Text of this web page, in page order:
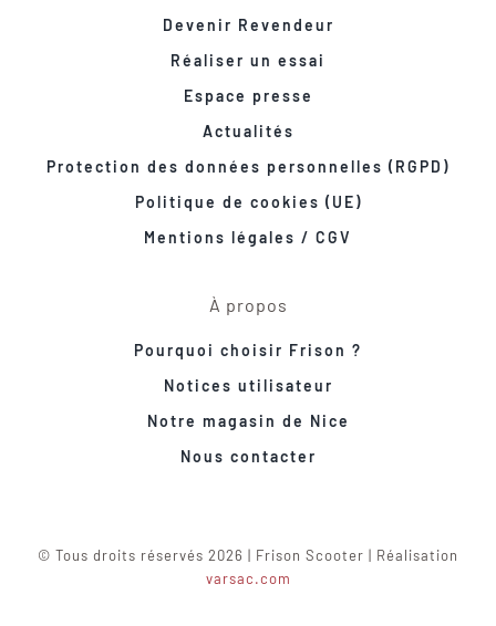
Devenir Revendeur
Réaliser un essai
Espace presse
Actualités
Protection des données personnelles (RGPD)
Politique de cookies (UE)
Mentions légales / CGV
À propos
Pourquoi choisir Frison ?
Notices utilisateur
Notre magasin de Nice
Nous contacter
© Tous droits réservés 2026 | Frison Scooter | Réalisation
varsac.com